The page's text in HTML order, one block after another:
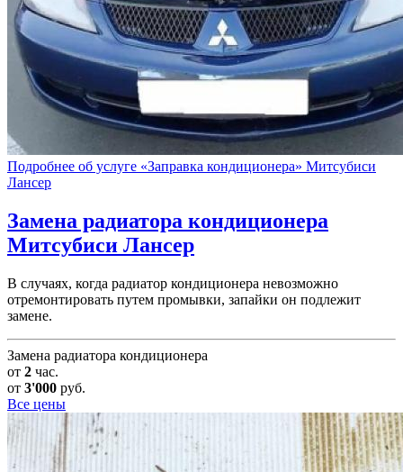
Подробнее об услуге «Заправка кондиционера» Митсубиси
Лансер
Замена радиатора кондиционера
Митсубиси Лансер
В случаях, когда радиатор кондиционера невозможно
отремонтировать путем промывки, запайки он подлежит
замене.
Замена радиатора кондиционера
от 2 час.
от 3'000 руб.
Все цены